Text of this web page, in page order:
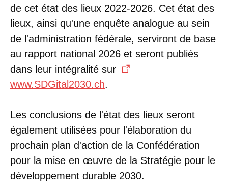
de cet état des lieux 2022-2026. Cet état des
lieux, ainsi qu'une enquête analogue au sein
de l'administration fédérale, serviront de base
au rapport national 2026 et seront publiés
dans leur intégralité sur
www.SDGital2030.ch.
Les conclusions de l'état des lieux seront
également utilisées pour l'élaboration du
prochain plan d'action de la Confédération
pour la mise en œuvre de la Stratégie pour le
développement durable 2030.